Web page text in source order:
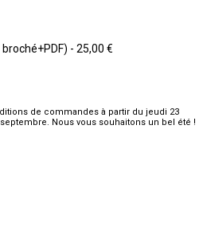
- 25,00 €
de commandes à partir du jeudi 23
Nous vous souhaitons un bel été !